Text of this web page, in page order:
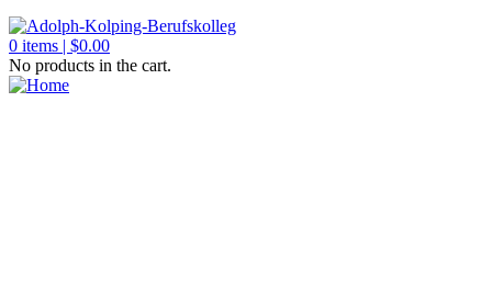
0 items | $0.00
No products in the cart.